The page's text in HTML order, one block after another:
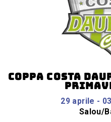
COPPA COSTA
29 aprile -
Salou/